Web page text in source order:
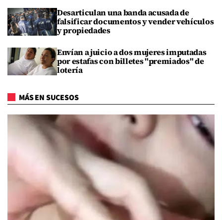
Desarticulan una banda acusada de
falsificar documentos y vender vehículos
y propiedades
Envían a juicio a dos mujeres imputadas
por estafas con billetes "premiados" de
lotería
MÁS EN SUCESOS